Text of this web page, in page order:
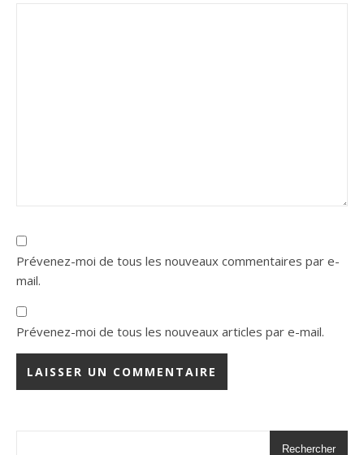
Prévenez-moi de tous les nouveaux commentaires par e-
mail.
Prévenez-moi de tous les nouveaux articles par e-mail.
Rechercher